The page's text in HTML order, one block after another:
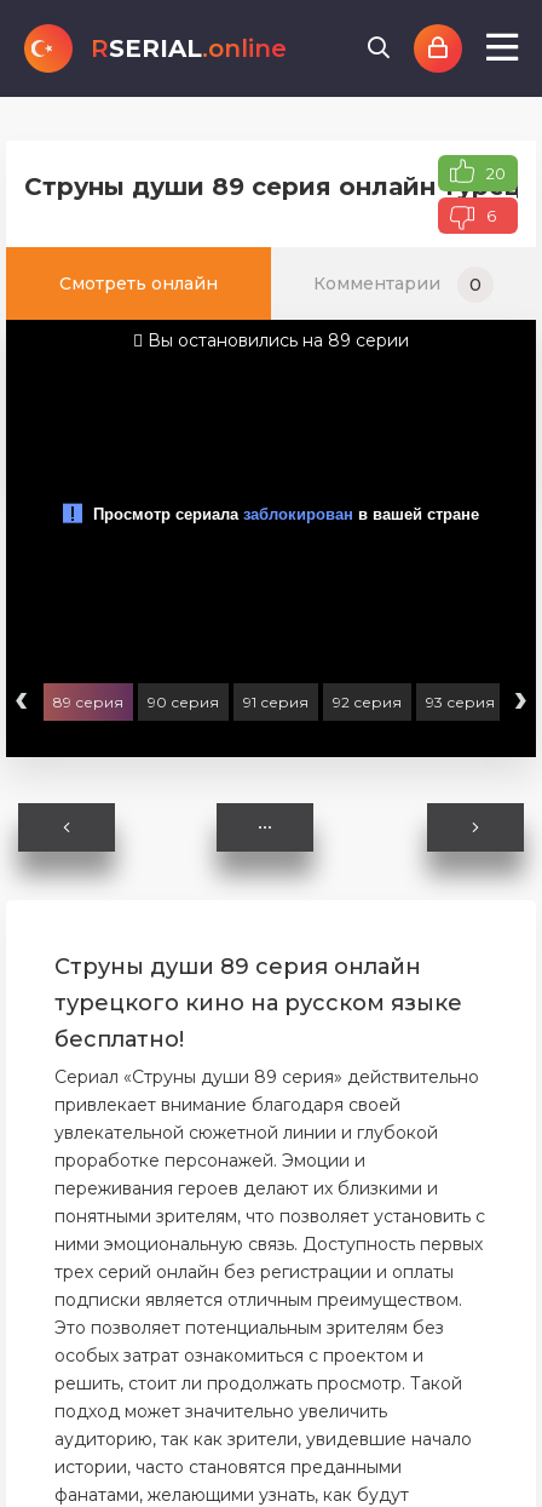
RSERIAL.online
Струны души 89 серия онлайн 20
6
Смотреть онлайн Комментарии 0
Вы остановились на 89 серии
‹ 89 серия 90 серия 91 серия 92 серия 93 серия 94
›
Струны души 89 серия онлайн
турецкого кино на русском языке
бесплатно!
Сериал «Струны души 89 серия» действительно
привлекает внимание благодаря своей
увлекательной сюжетной линии и глубокой
проработке персонажей. Эмоции и
переживания героев делают их близкими и
понятными зрителям, что позволяет установить с
ними эмоциональную связь. Доступность первых
трех серий онлайн без регистрации и оплаты
подписки является отличным преимуществом.
Это позволяет потенциальным зрителям без
особых затрат ознакомиться с проектом и
решить, стоит ли продолжать просмотр. Такой
подход может значительно увеличить
аудиторию, так как зрители, увидевшие начало
истории, часто становятся преданными
фанатами, желающими узнать, как будут